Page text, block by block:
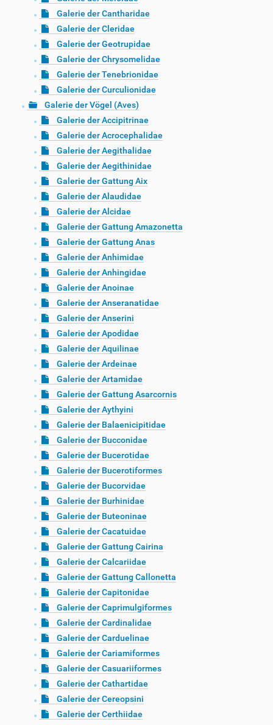
Galerie der Cantharidae
Galerie der Cleridae
Galerie der Geotrupidae
Galerie der Chrysomelidae
Galerie der Tenebrionidae
Galerie der Curculionidae
Galerie der Vögel (Aves)
Galerie der Accipitrinae
Galerie der Acrocephalidae
Galerie der Aegithalidae
Galerie der Aegithinidae
Galerie der Gattung Aix
Galerie der Alaudidae
Galerie der Alcidae
Galerie der Gattung Amazonetta
Galerie der Gattung Anas
Galerie der Anhimidae
Galerie der Anhingidae
Galerie der Anoinae
Galerie der Anseranatidae
Galerie der Anserini
Galerie der Apodidae
Galerie der Aquilinae
Galerie der Ardeinae
Galerie der Artamidae
Galerie der Gattung Asarcornis
Galerie der Aythyini
Galerie der Balaenicipitidae
Galerie der Bucconidae
Galerie der Bucerotidae
Galerie der Bucerotiformes
Galerie der Bucorvidae
Galerie der Burhinidae
Galerie der Buteoninae
Galerie der Cacatuidae
Galerie der Gattung Cairina
Galerie der Calcariidae
Galerie der Gattung Callonetta
Galerie der Capitonidae
Galerie der Caprimulgiformes
Galerie der Cardinalidae
Galerie der Carduelinae
Galerie der Cariamiformes
Galerie der Casuariiformes
Galerie der Cathartidae
Galerie der Cereopsini
Galerie der Certhiidae